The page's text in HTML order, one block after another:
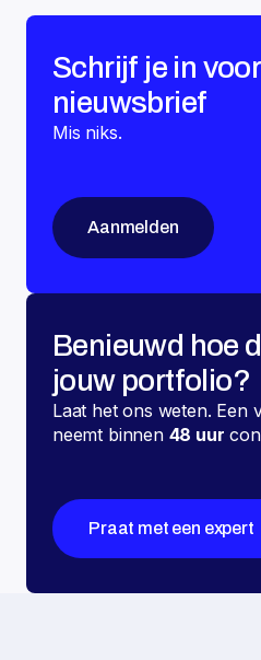
verschil is
eisen en
Schrijf je in
nieuwsbrief
Mis niks.
Aanmelden
Benieuwd hoe
jouw portfolio?
Laat het ons weten. Een
neemt binnen 48 uur
Praat met een expert